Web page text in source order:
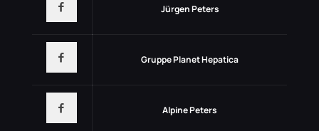
Jürgen Peters
Gruppe Planet Hepatica
Alpine Peters